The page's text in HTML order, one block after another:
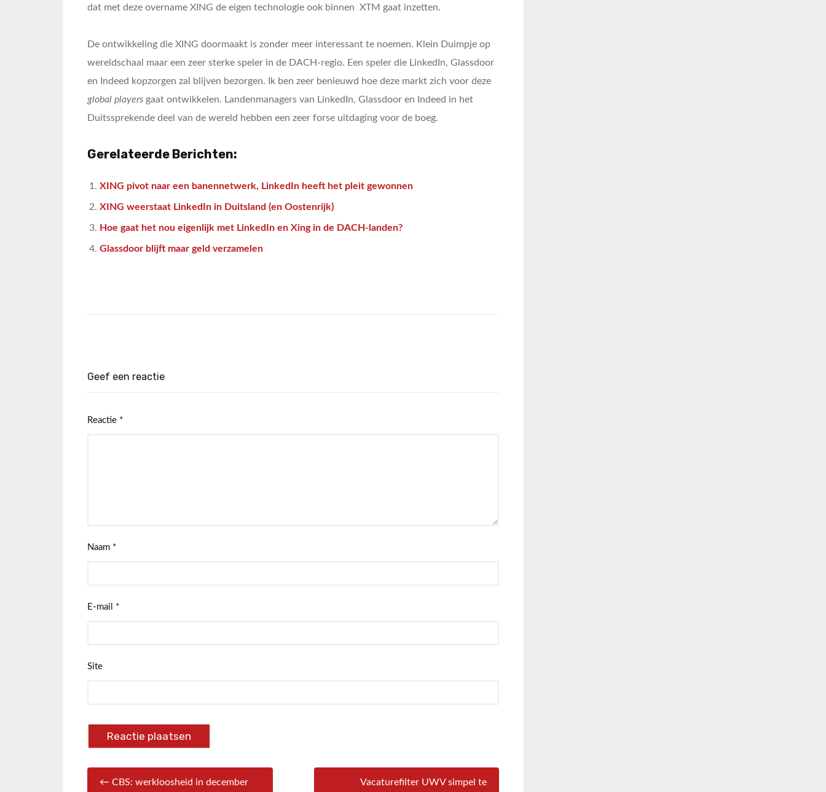
dat met deze overname XING de eigen technologie ook binnen XTM gaat inzetten.
De ontwikkeling die XING doormaakt is zonder meer interessant te noemen. Klein Duimpje op
wereldschaal maar een zeer sterke speler in de DACH-regio. Een speler die LinkedIn, Glassdoor
en Indeed kopzorgen zal blijven bezorgen. Ik ben zeer benieuwd hoe deze markt zich voor deze
global players gaat ontwikkelen. Landenmanagers van LinkedIn, Glassdoor en Indeed in het
Duitssprekende deel van de wereld hebben een zeer forse uitdaging voor de boeg.
Gerelateerde Berichten:
XING pivot naar een banennetwerk, LinkedIn heeft het pleit gewonnen
XING weerstaat LinkedIn in Duitsland (en Oostenrijk)
Hoe gaat het nou eigenlijk met LinkedIn en Xing in de DACH-landen?
Glassdoor blijft maar geld verzamelen
Geef een reactie
Reactie *
Naam *
E-mail *
Site
← CBS: werkloosheid in december Vacaturefilter UWV simpel te